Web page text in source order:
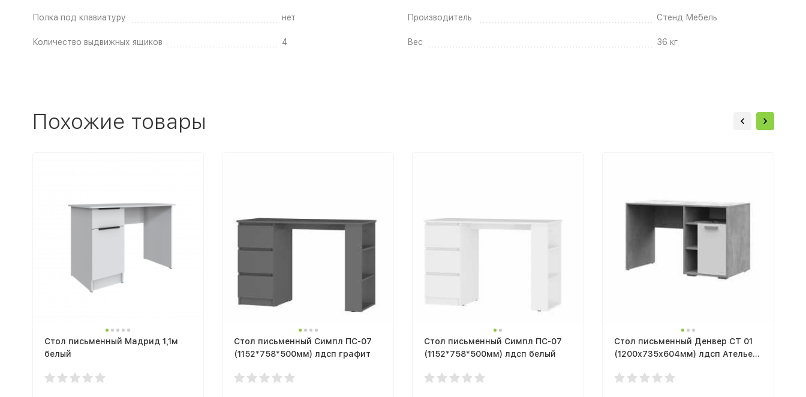
Полка под клавиатуру нет
Количество выдвижных ящиков 4
Производитель Стенд Мебель
Вес 36 кг
Похожие товары
Стол письменный Мадрид 1,1м
белый
Стол письменный Симпл ПС-07
(1152*758*500мм) лдсп графит
Стол письменный Симпл ПС-07
(1152*758*500мм) лдсп белый
Стол письменный Денвер СТ 01
(1200х735х604мм) лдсп Ателье